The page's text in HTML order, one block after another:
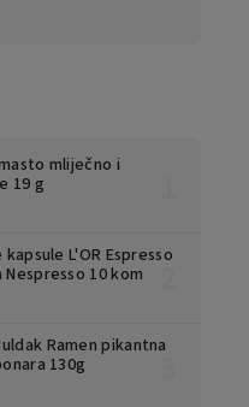
mliječno i
19 g
L'OR Espresso
Nespresso 10 kom
Ramen pikantna
130g